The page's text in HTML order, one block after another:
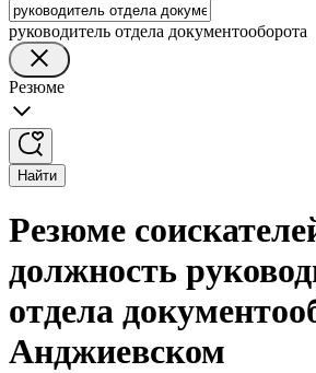
руководитель отдела документооборота
Резюме
Найти
Резюме
должность
отдела
Анджиевском